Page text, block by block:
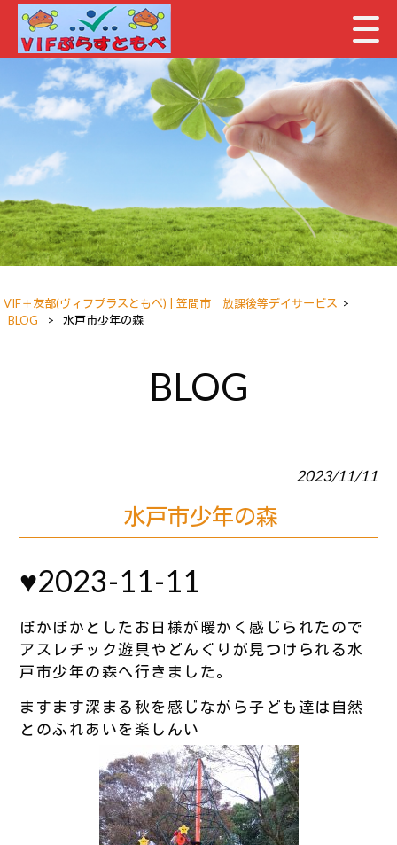
VIF＋友部(ヴィフプラスともべ) | 笠間市 放課後等デイサービス >
BLOG
> 水戸市少年の森
BLOG
2023/11/11
水戸市少年の森
♥2023-11-11
ぽかぽかとしたお日様が暖かく感じられたので
アスレチック遊具やどんぐりが見つけられる水
戸市少年の森へ行きました。
ますます深まる秋を感じながら子ども達は自然
とのふれあいを楽しんい